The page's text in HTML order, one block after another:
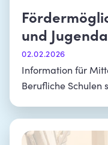
und
02.02.2026
Information für
Berufliche Schulen